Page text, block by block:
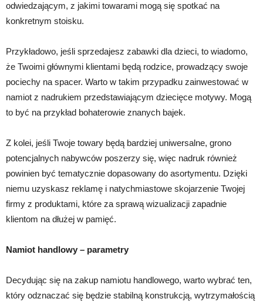
odwiedzającym, z jakimi towarami mogą się spotkać na
konkretnym stoisku.
Przykładowo, jeśli sprzedajesz zabawki dla dzieci, to wiadomo,
że Twoimi głównymi klientami będą rodzice, prowadzący swoje
pociechy na spacer. Warto w takim przypadku zainwestować w
namiot z nadrukiem przedstawiającym dziecięce motywy. Mogą
to być na przykład bohaterowie znanych bajek.
Z kolei, jeśli Twoje towary będą bardziej uniwersalne, grono
potencjalnych nabywców poszerzy się, więc nadruk również
powinien być tematycznie dopasowany do asortymentu. Dzięki
niemu uzyskasz reklamę i natychmiastowe skojarzenie Twojej
firmy z produktami, które za sprawą wizualizacji zapadnie
klientom na dłużej w pamięć.
Namiot handlowy – parametry
Decydując się na zakup namiotu handlowego, warto wybrać ten,
który odznaczać się będzie stabilną konstrukcją, wytrzymałością